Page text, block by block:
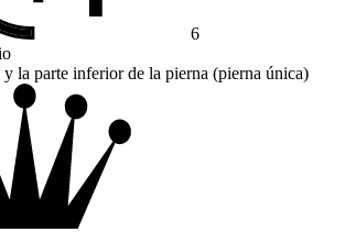
6
la parte inferior de la pierna (pierna única)